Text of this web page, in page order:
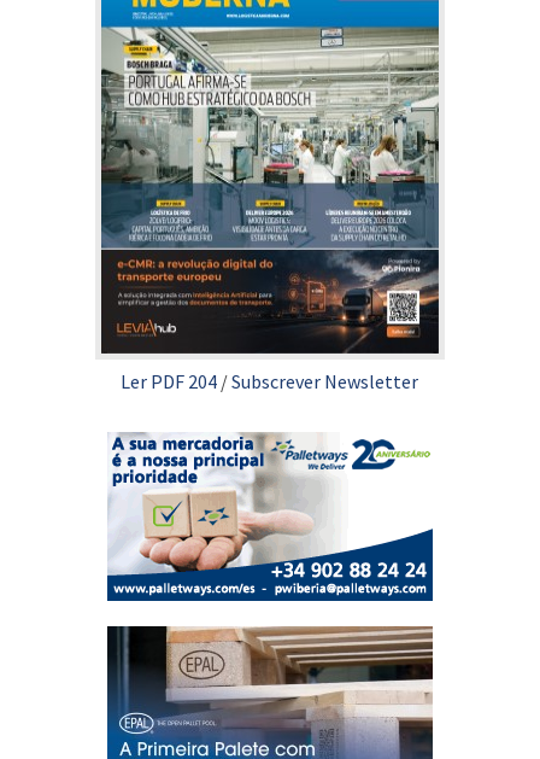
Ler PDF 204 /Subscrever Newsletter